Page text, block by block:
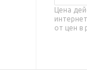
Цена
от цен в